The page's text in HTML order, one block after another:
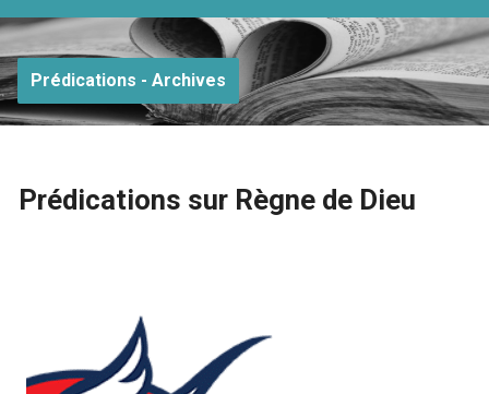
Prédications - Archives
Prédications sur Règne de Dieu